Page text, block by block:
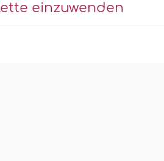
einzuwenden